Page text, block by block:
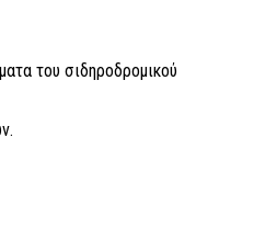
του σιδηροδρομικού